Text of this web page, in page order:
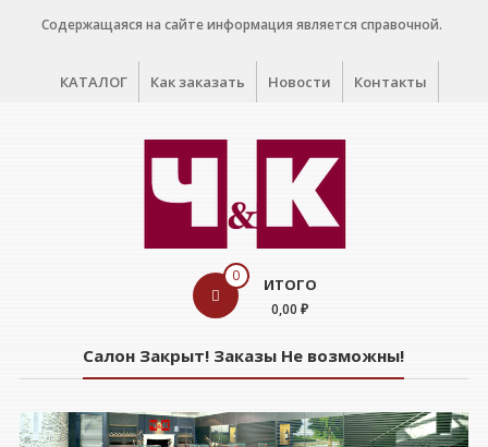
Содержащаяся на сайте информация является справочной.
КАТАЛОГ Как заказать Новости Контакты
дегустации
0 ИТОГО
0,00 ₽
Салон Закрыт! Заказы Не возможны!